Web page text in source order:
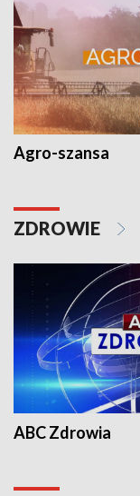
Agro-szansa
ZDROWIE
ABC Zdrowia